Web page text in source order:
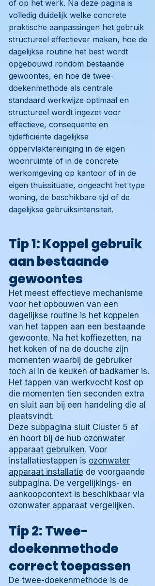
of op het werk. Na deze pagina is
volledig duidelijk welke concrete
praktische aanpassingen het gebruik
structureel effectiever maken, hoe de
dagelijkse routine het best wordt
opgebouwd rondom bestaande
gewoontes, en hoe de twee-
doekenmethode als centrale
standaard werkwijze optimaal en
structureel wordt ingezet voor
effectieve, consequente en
tijdefficiënte dagelijkse
oppervlaktereiniging in de eigen
woonruimte of in de concrete
werkomgeving op kantoor of in de
eigen thuissituatie, ongeacht het type
woning, de beschikbare tijd of de
dagelijkse gebruiksintensiteit.
Tip 1: Koppel gebruik
aan bestaande
gewoontes
Het meest effectieve mechanisme
voor het opbouwen van een
dagelijkse routine is het koppelen
van het tappen aan een bestaande
gewoonte. Na het koffiezetten, na
het koken of na de douche zijn
momenten waarbij de gebruiker
toch al in de keuken of badkamer is.
Het tappen van werkvocht kost op
die momenten tien seconden extra
en sluit aan bij een handeling die al
plaatsvindt.
Deze subpagina sluit Cluster 5 af
en hoort bij de hub ozonwater
apparaat gebruiken. Voor
installatiestappen is ozonwater
apparaat installatie de voorgaande
subpagina. De vergelijkings- en
aankoopcontext is beschikbaar via
ozonwater apparaat vergelijken.
Tip 2: Twee-
doekenmethode
correct toepassen
De twee-doekenmethode is de